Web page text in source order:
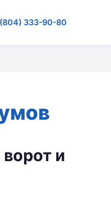
333-90-80
и